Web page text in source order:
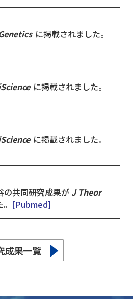
に掲載されました。
に掲載されました。
に掲載されました。
の共同研究成果が J Theor
[Pubmed]